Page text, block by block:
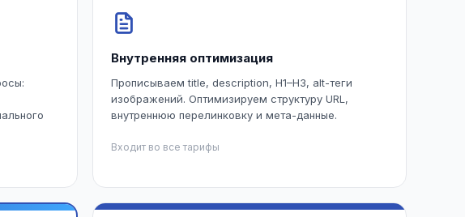
Внутренняя оптимизация
Прописываем title, description, H1–H3, alt-теги
изображений. Оптимизируем структуру URL,
внутреннюю перелинковку и мета-данные.
Входит во все тарифы